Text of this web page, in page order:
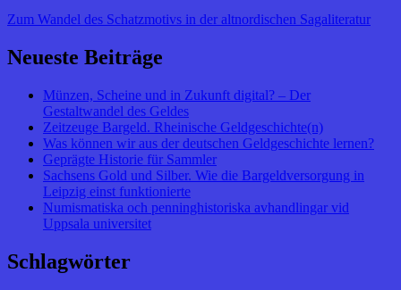
Zum Wandel des Schatzmotivs in der altnordischen Sagaliteratur
Neueste Beiträge
Münzen, Scheine und in Zukunft digital? – Der
Gestaltwandel des Geldes
Zeitzeuge Bargeld. Rheinische Geldgeschichte(n)
Was können wir aus der deutschen Geldgeschichte lernen?
Geprägte Historie für Sammler
Sachsens Gold und Silber. Wie die Bargeldversorgung in
Leipzig einst funktionierte
Numismatiska och penninghistoriska avhandlingar vid
Uppsala universitet
Schlagwörter